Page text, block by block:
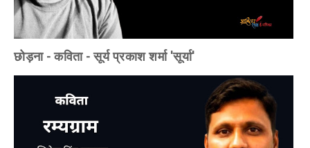
छोड़ना - कविता - सूर्य प्रकाश शर्मा 'सूर्या'